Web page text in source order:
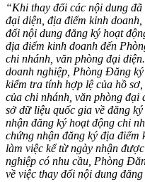
“Khi thay đổi các nội dung
đại diện, địa điểm kinh
đổi nội dung đăng ký hoạt
địa điểm kinh doanh đến
chi nhánh, văn phòng đại
doanh nghiệp, Phòng Đăng
kiểm tra tính hợp lệ của hồ
của chi nhánh, văn phòng đại
sở dữ liệu quốc gia về đăng
nhận đăng ký hoạt động chi
chứng nhận đăng ký địa điểm
làm việc kể từ ngày nhận
nghiệp có nhu cầu, Phòng
về việc thay đổi nội dung